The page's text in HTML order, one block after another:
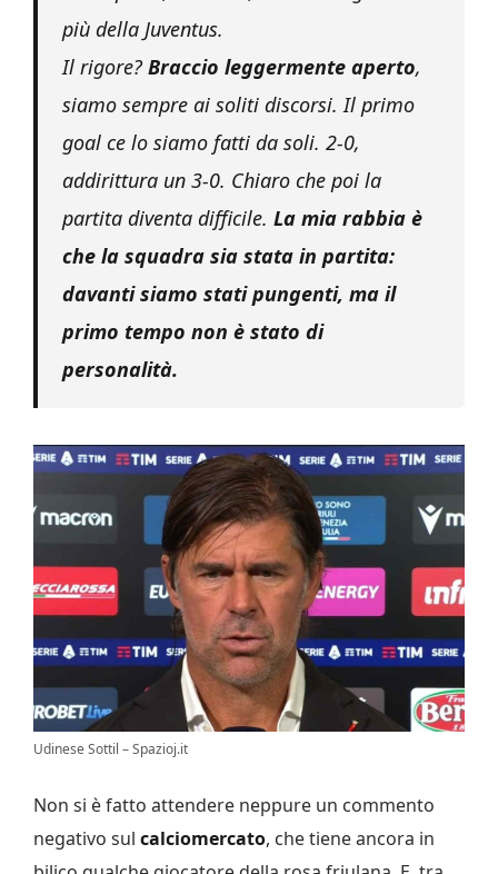
più della Juventus.
Il rigore?Braccio leggermente aperto,
siamo sempre ai soliti discorsi. Il primo
goal ce lo siamo fatti da soli. 2-0,
addirittura un 3-0. Chiaro che poi la
partita diventa difficile. La mia rabbia è
che la squadra sia stata in partita:
davanti siamo stati pungenti, ma il
primo tempo non è stato di
personalità.
Udinese Sottil – Spazioj.it
Non si è fatto attendere neppure un commento
negativo sul calciomercato, che tiene ancora in